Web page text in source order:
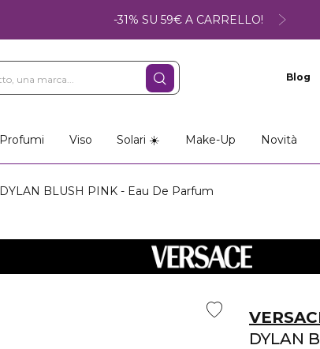
-31% SU 59€ A CARRELLO!
Blog
Profumi Viso Solari ☀️ Make-Up Novità
DYLAN BLUSH PINK - Eau De Parfum
DYLAN